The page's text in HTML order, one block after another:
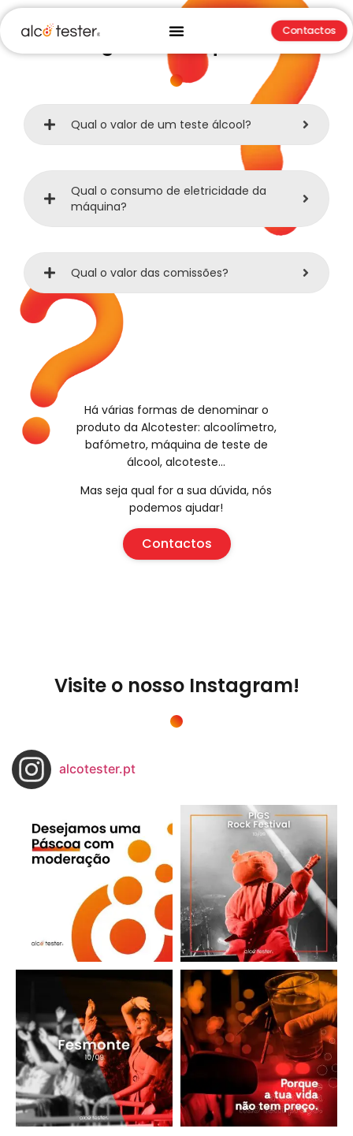
Contactos
Perguntas Frequentes
Qual o valor de um teste álcool?
Qual o consumo de eletricidade da
máquina?
Qual o valor das comissões?
Há várias formas de denominar o
produto da Alcotester: alcoolímetro,
bafómetro, máquina de teste de
álcool, alcoteste…
Mas seja qual for a sua dúvida, nós
podemos ajudar!
Contactos
Visite o nosso Instagram!
alcotester.pt